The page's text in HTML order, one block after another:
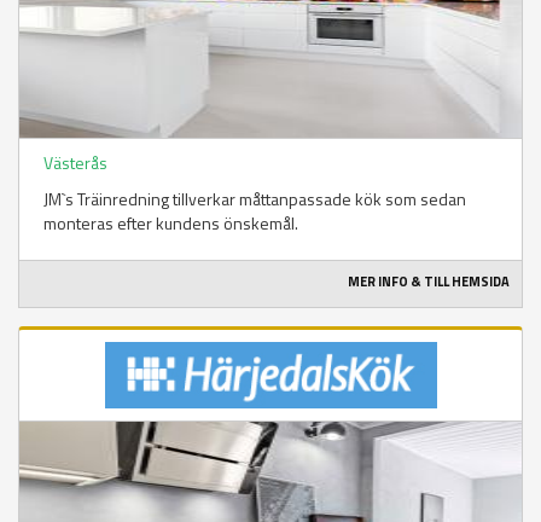
Västerås
JM`s Träinredning tillverkar måttanpassade kök som sedan
monteras efter kundens önskemål.
MER INFO & TILL HEMSIDA